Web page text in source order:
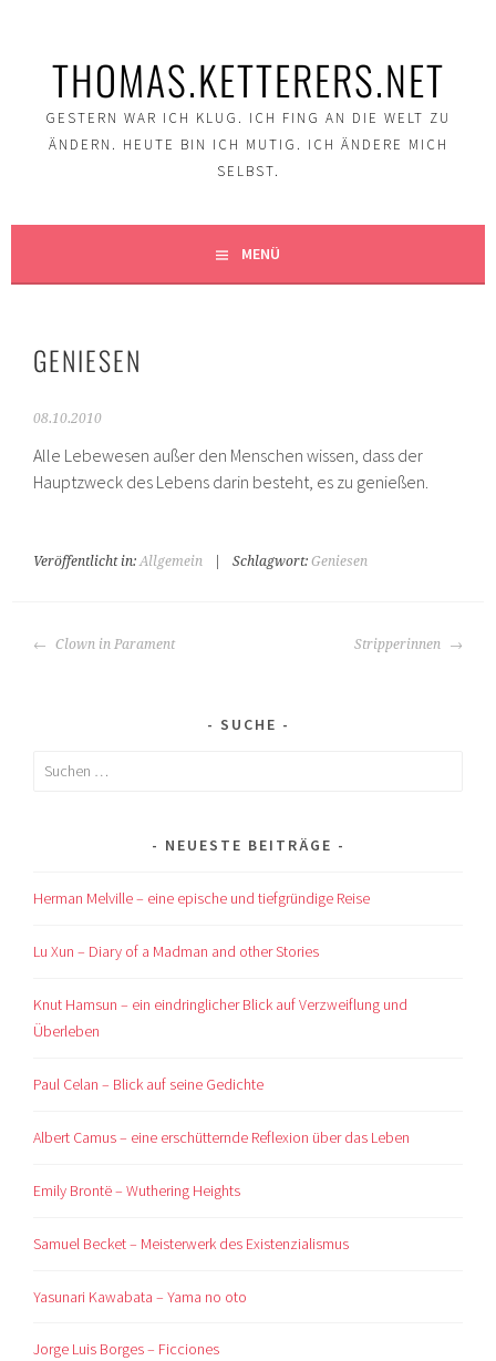
THOMAS.KETTERERS.NET
GESTERN WAR ICH KLUG. ICH FING AN DIE WELT ZU
ÄNDERN. HEUTE BIN ICH MUTIG. ICH ÄNDERE MICH
SELBST.
MENÜ
GENIESEN
08.10.2010
Alle Lebewesen außer den Menschen wissen, dass der
Hauptzweck des Lebens darin besteht, es zu genießen.
Veröffentlicht in:Allgemein Schlagwort:Geniesen
BEITRAGS-
Clown in Parament Stripperinnen
SUCHE
Suchen
NEUESTE BEITRÄGE
Herman Melville – eine epische und tiefgründige Reise
Lu Xun – Diary of a Madman and other Stories
Knut Hamsun – ein eindringlicher Blick auf Verzweiflung und
Überleben
Paul Celan – Blick auf seine Gedichte
Albert Camus – eine erschütternde Reflexion über das Leben
Emily Brontë – Wuthering Heights
Samuel Becket – Meisterwerk des Existenzialismus
Yasunari Kawabata – Yama no oto
Jorge Luis Borges – Ficciones